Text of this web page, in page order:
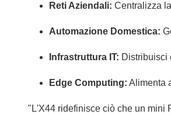
Reti Aziendali: Centralizza
Automazione Domestica:
Infrastruttura IT: Distribuisci
Edge Computing: Alimenta
"L'X44 ridefinisce ciò che un mini